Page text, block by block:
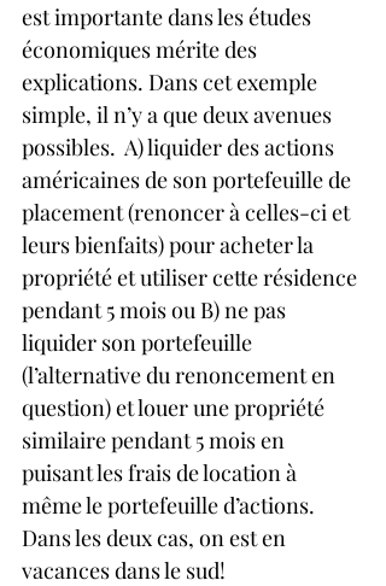
est importante dans les études
économiques mérite des
explications. Dans cet exemple
simple, il n’y a que deux avenues
possibles.  A) liquider des actions
américaines de son portefeuille de
placement (renoncer à celles-ci et
leurs bienfaits) pour acheter la
propriété et utiliser cette résidence
pendant 5 mois ou B) ne pas
liquider son portefeuille
(l’alternative du renoncement en
question) et louer une propriété
similaire pendant 5 mois en
puisant les frais de location à
même le portefeuille d’actions.
Dans les deux cas, on est en
vacances dans le sud!